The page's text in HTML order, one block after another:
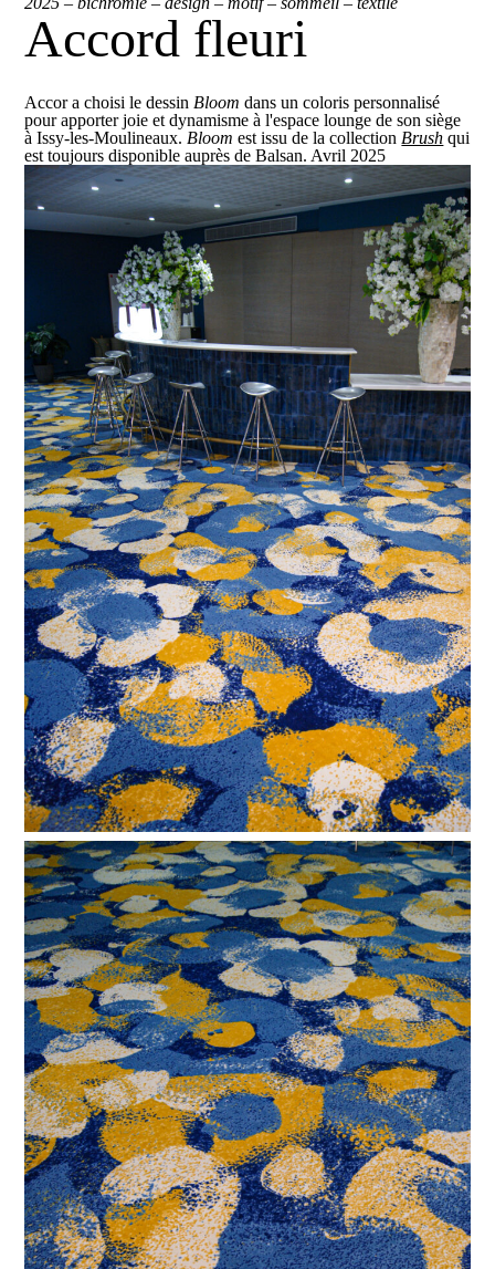
Accord fleuri
Accor a choisi le dessin Bloom dans un coloris personnalisé
pour apporter joie et dynamisme à l'espace lounge de son siège
à Issy-les-Moulineaux. Bloom est issu de la collection Brush qui
est toujours disponible auprès de Balsan. Avril 2025